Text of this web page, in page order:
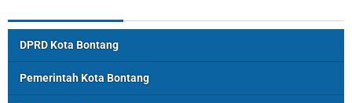
DPRD Kota Bontang
Pemerintah Kota Bontang